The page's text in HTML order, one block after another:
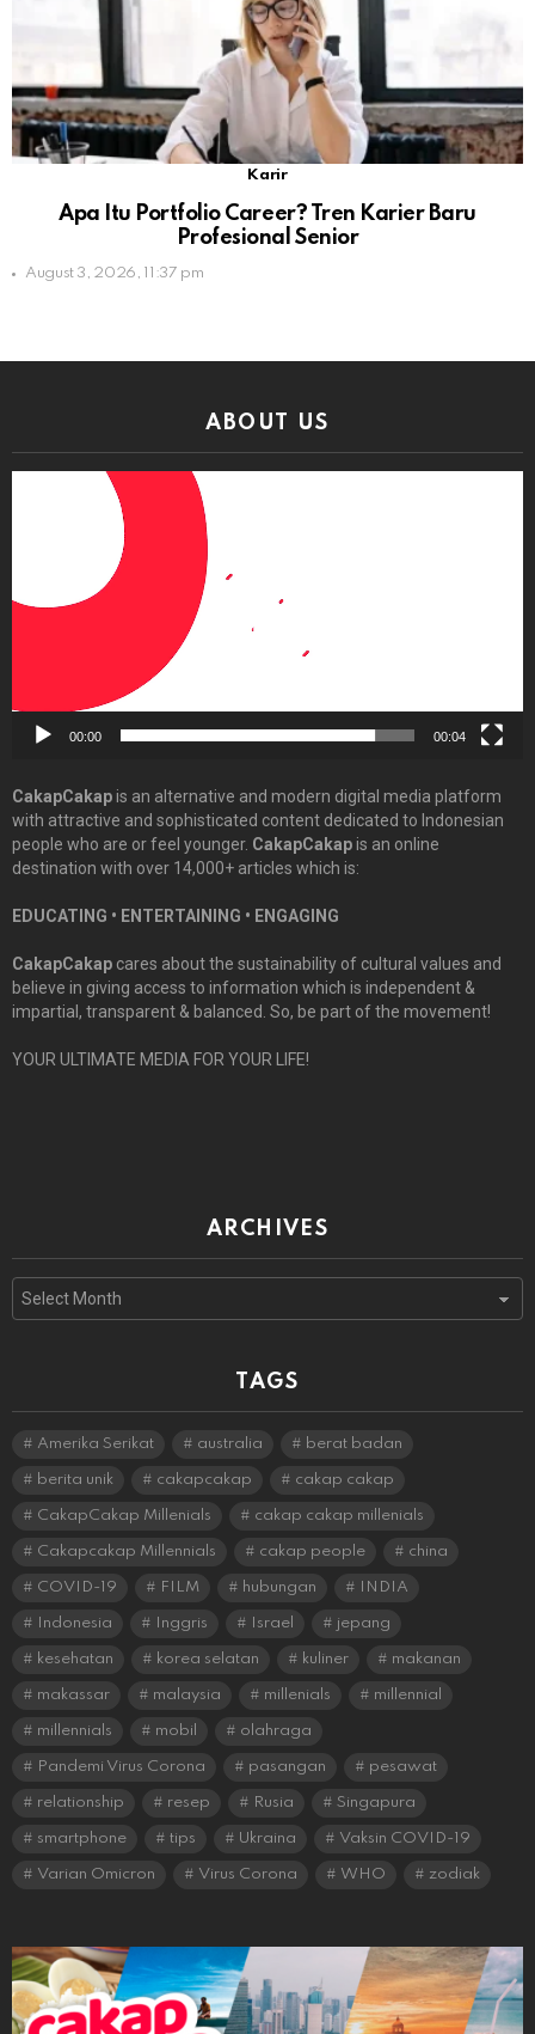
Karir
Apa Itu Portfolio Career? Tren Karier Baru
Profesional Senior
August 3, 2026, 11:37 pm
ABOUT US
00:00 00:04
CakapCakapis an alternative and modern digital media platform
with attractive and sophisticated content dedicated to Indonesian
people who are or feel younger. CakapCakapis an online
destination with over 14,000+ articles which is:
EDUCATING • ENTERTAINING • ENGAGING
CakapCakap cares about the sustainability of cultural values and
believe in giving access to information which is independent &
impartial, transparent & balanced. So, be part of the movement!
YOUR ULTIMATE MEDIA FOR YOUR LIFE!
ARCHIVES
Archives
TAGS
Amerika Serikat australia berat badan
berita unik cakapcakap cakap cakap
CakapCakap Millenials cakap cakap millenials
Cakapcakap Millennials cakap people china
COVID-19 FILM hubungan INDIA
Indonesia Inggris Israel jepang
kesehatan korea selatan kuliner makanan
makassar malaysia millenials millennial
millennials mobil olahraga
Pandemi Virus Corona pasangan pesawat
relationship resep Rusia Singapura
smartphone tips Ukraina Vaksin COVID-19
Varian Omicron Virus Corona WHO zodiak